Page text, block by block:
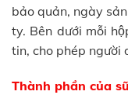
bảo quản, ngày
ty. Bên dưới mỗi
tin, cho phép người
Thành phần của